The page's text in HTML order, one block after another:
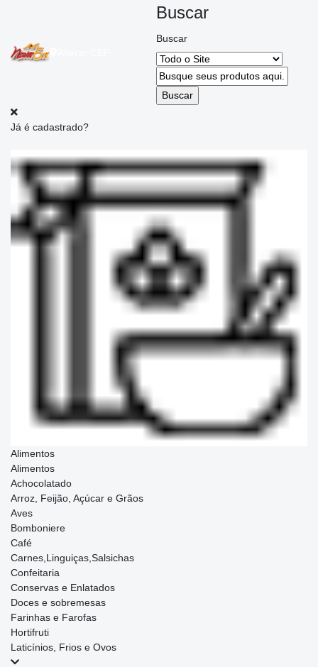
Buscar
Buscar
Já é cadastrado?
Alimentos
Alimentos
Achocolatado
Arroz, Feijão, Açúcar e Grãos
Aves
Bomboniere
Café
Carnes,Linguiças,Salsichas
Confeitaria
Conservas e Enlatados
Doces e sobremesas
Farinhas e Farofas
Hortifruti
Laticínios, Frios e Ovos